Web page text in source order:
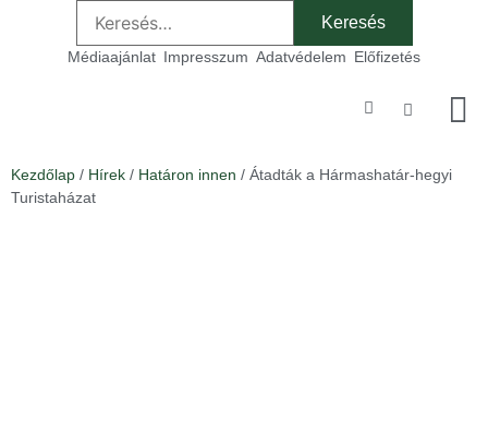
Médiaajánlat Impresszum Adatvédelem Előfizetés
Kezdőlap / Hírek / Határon innen / Átadták a Hármashatár-hegyi
Turistaházat